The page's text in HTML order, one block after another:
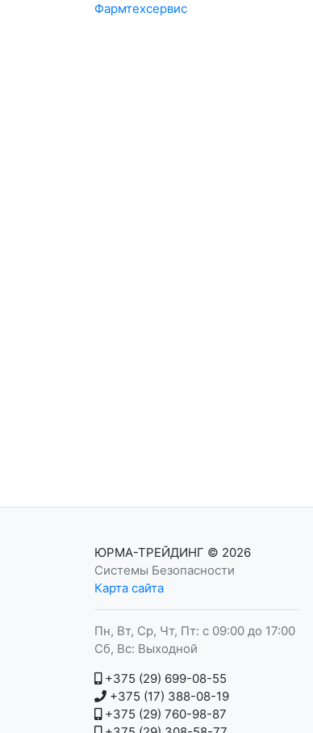
Фармтехсервис
ЮРМА-ТРЕЙДИНГ © 2026
Системы Безопасности
Карта сайта
Пн, Вт, Ср, Чт, Пт: с 09:00 до 17:00
Сб, Вс: Выходной
+375 (29) 699-08-55
+375 (17) 388-08-19
+375 (29) 760-98-87